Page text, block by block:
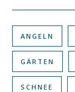
ANGELN
GÄRTEN
SCHNEE